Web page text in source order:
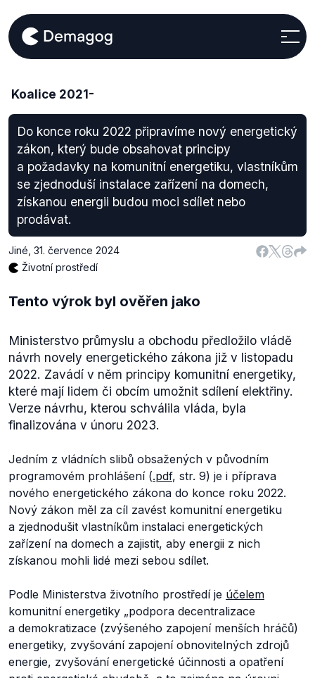
Koalice 2021-
Do konce roku 2022 připravíme nový energetický
zákon, který bude obsahovat principy
a požadavky na komunitní energetiku, vlastníkům
se zjednoduší instalace zařízení na domech,
získanou energii budou moci sdílet nebo
prodávat.
Jiné 31. července 2024
Životní prostředí
Tento výrok byl ověřen jako
Ministerstvo průmyslu a obchodu předložilo vládě
návrh novely energetického zákona již v listopadu
2022. Zavádí v něm principy komunitní energetiky,
které mají lidem či obcím umožnit sdílení elektřiny.
Verze návrhu, kterou schválila vláda, byla
finalizována v únoru 2023.
Jedním z vládních slibů obsažených v původním
programovém prohlášení (.pdf, str. 9) je i příprava
nového energetického zákona do konce roku 2022.
Nový zákon měl za cíl zavést komunitní energetiku
a zjednodušit vlastníkům instalaci energetických
zařízení na domech a zajistit, aby energii z nich
získanou mohli lidé mezi sebou sdílet.
Podle Ministerstva životního prostředí je účelem
komunitní energetiky „podpora decentralizace
a demokratizace (zvýšeného zapojení menších hráčů)
energetiky, zvyšování zapojení obnovitelných zdrojů
energie, zvyšování energetické účinnosti a opatření